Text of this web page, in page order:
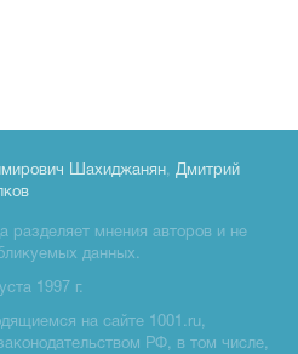
Шахиджанян, Дмитрий
разделяет мнения авторов и не
данных.
1997 г.
на сайте 1001.ru,
РФ, в том числе,